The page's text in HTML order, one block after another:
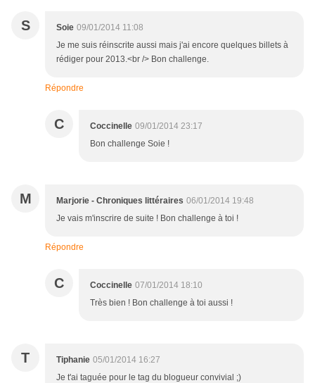
S Soie 09/01/2014 11:08
Je me suis réinscrite aussi mais j'ai encore quelques billets à
rédiger pour 2013.<br /> Bon challenge.
Répondre
C Coccinelle 09/01/2014 23:17
Bon challenge Soie !
M Marjorie - Chroniques littéraires 06/01/2014 19:48
Je vais m'inscrire de suite ! Bon challenge à toi !
Répondre
C Coccinelle 07/01/2014 18:10
Très bien ! Bon challenge à toi aussi !
T Tiphanie 05/01/2014 16:27
Je t'ai taguée pour le tag du blogueur convivial ;)